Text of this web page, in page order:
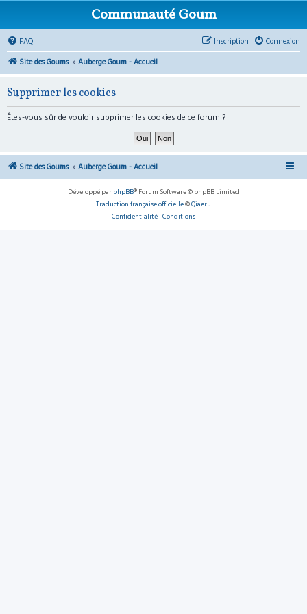
Communauté Goum
FAQ Connexion
Inscription
Site des Goums
Auberge Goum - Accueil
Supprimer les cookies
Êtes-vous sûr de vouloir supprimer les cookies de ce forum ?
Site des Goums Auberge Goum - Accueil
Développé par phpBB® Forum Software © phpBB Limited
Traduction française officielle©Qiaeru
Confidentialité | Conditions